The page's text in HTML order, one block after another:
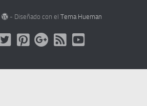
- Diseñado con elTema Hueman